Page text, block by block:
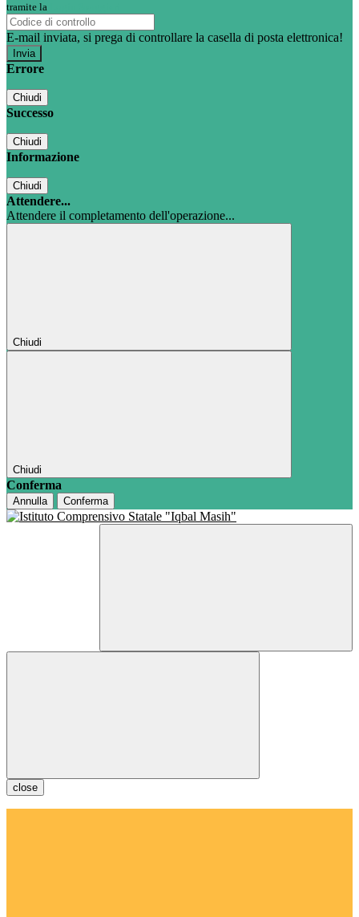
tramite la
E-mail inviata, si prega di controllare la casella di posta elettronica!
Errore
Chiudi
Successo
Chiudi
Informazione
Chiudi
Attendere...
Attendere il completamento dell'operazione...
Chiudi
Chiudi
Conferma
Annulla Conferma
close